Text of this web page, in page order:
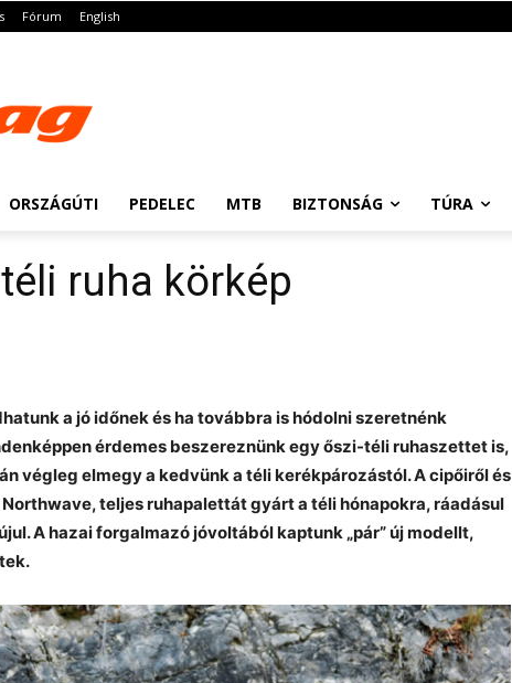
Fórum English
ORSZÁGÚTI PEDELEC MTB BIZTONSÁG TÚRA
téli ruha körkép
a jó időnek és ha továbbra is hódolni szeretnénk
érdemes beszereznünk egy őszi-téli ruhaszettet is,
végleg elmegy a kedvünk a téli kerékpározástól. A cipőiről és
teljes ruhapalettát gyárt a téli hónapokra, ráadásul
A hazai forgalmazó jóvoltából kaptunk „pár” új modellt,